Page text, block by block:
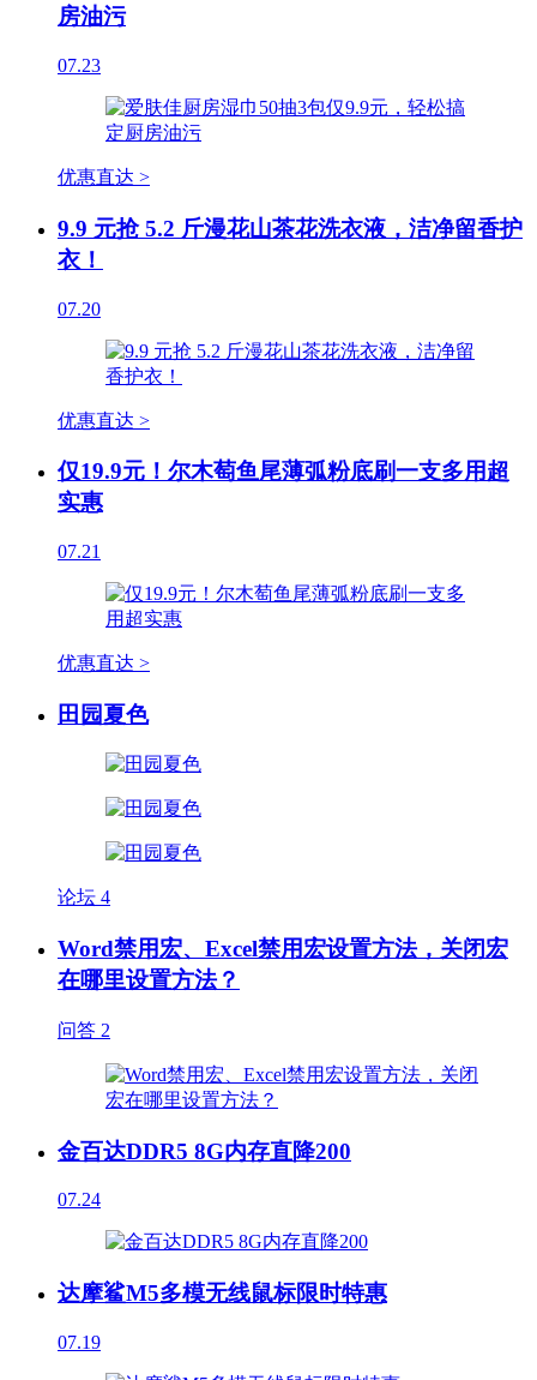
房油污
07.23
优惠直达 >
9.9 元抢 5.2 斤漫花山茶花洗衣液，洁净留香护
衣！
07.20
优惠直达 >
仅19.9元！尔木萄鱼尾薄弧粉底刷一支多用超
实惠
07.21
优惠直达 >
田园夏色
论坛 4
Word禁用宏、Excel禁用宏设置方法，关闭宏
在哪里设置方法？
问答 2
金百达DDR5 8G内存直降200
07.24
达摩鲨M5多模无线鼠标限时特惠
07.19